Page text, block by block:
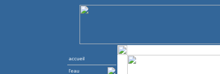
accueil
l'eau